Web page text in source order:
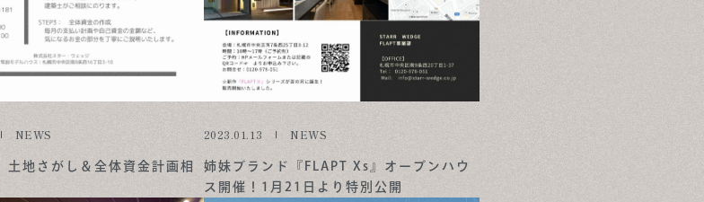
NEWS
地さがし＆全体資金計画相
2023.01.13 NEWS
姉妹ブランド『FLAPT Xs』オープンハウ
ス開催！1月21日より特別公開